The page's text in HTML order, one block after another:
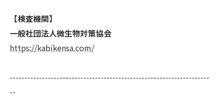
【検査機関】
一般社団法人微生物対策協会
https://kabikensa.com/
--------------------------------------------------------------------
--